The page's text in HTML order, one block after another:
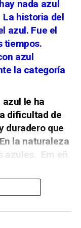
“Arquitecturas
de la
Bautista de
Arte, CSIC, 2013.
de rejas
de Morón de la
la Asociación
El bando
mientras la
cortejos se
donde se
la ciudad.
nada azul
La historia del
azul. Fue el
tiempos.
azul
la categoría
le ha
dificultad de
duradero que
la naturaleza
azules. Em eñ